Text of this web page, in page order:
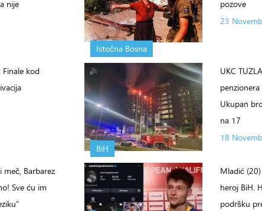
nije
Istočna Bosna
pozove
23
Finale kod
BiH
UKC
Ukupan
na 17
18
Barbarez
Sve ću im
Mladić
heroj BiH.
podršku